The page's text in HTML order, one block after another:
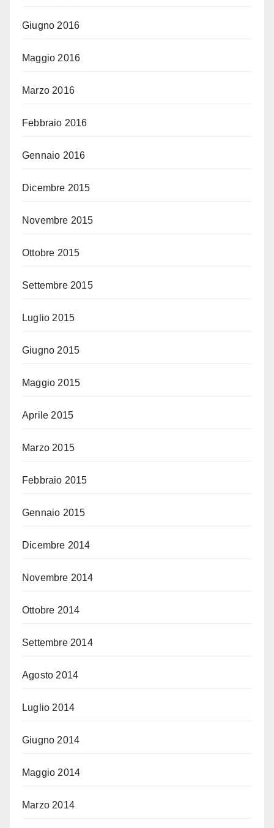
Giugno 2016
Maggio 2016
Marzo 2016
Febbraio 2016
Gennaio 2016
Dicembre 2015
Novembre 2015
Ottobre 2015
Settembre 2015
Luglio 2015
Giugno 2015
Maggio 2015
Aprile 2015
Marzo 2015
Febbraio 2015
Gennaio 2015
Dicembre 2014
Novembre 2014
Ottobre 2014
Settembre 2014
Agosto 2014
Luglio 2014
Giugno 2014
Maggio 2014
Marzo 2014